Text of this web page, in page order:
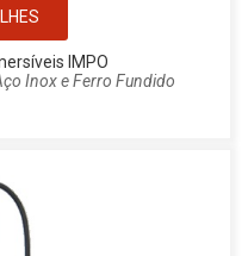
IMPO
Inox e Ferro Fundido